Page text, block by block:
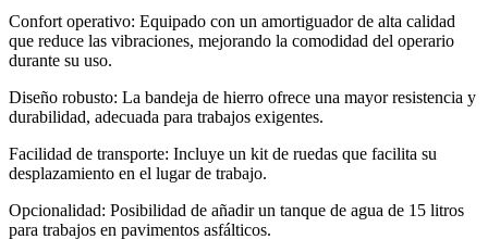
Confort operativo: Equipado con un amortiguador de alta calidad
que reduce las vibraciones, mejorando la comodidad del operario
durante su uso.
Diseño robusto: La bandeja de hierro ofrece una mayor resistencia y
durabilidad, adecuada para trabajos exigentes.
Facilidad de transporte: Incluye un kit de ruedas que facilita su
desplazamiento en el lugar de trabajo.
Opcionalidad: Posibilidad de añadir un tanque de agua de 15 litros
para trabajos en pavimentos asfálticos.​